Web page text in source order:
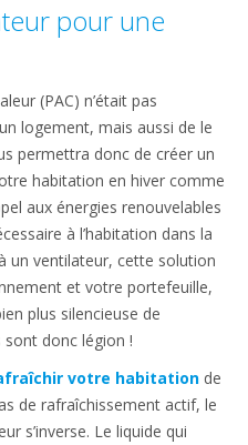
pour une
(PAC) n’était pas
logement, mais aussi de le
permettra donc de créer un
habitation en hiver comme
aux énergies renouvelables
à l’habitation dans la
un ventilateur, cette solution
et votre portefeuille,
plus silencieuse de
donc légion !
votre habitation de
de rafraîchissement actif, le
s’inverse. Le liquide qui